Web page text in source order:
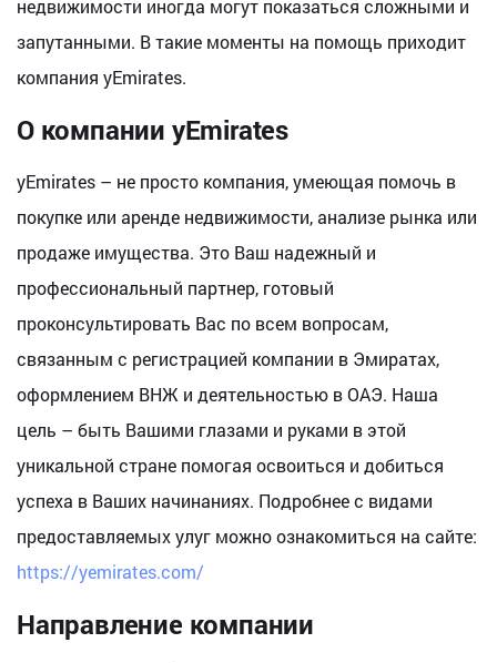
недвижимости иногда могут показаться сложными и
запутанными. В такие моменты на помощь приходит
компания yEmirates.
О компании yEmirates
yEmirates – не просто компания, умеющая помочь в
покупке или аренде недвижимости, анализе рынка или
продаже имущества. Это Ваш надежный и
профессиональный партнер, готовый
проконсультировать Вас по всем вопросам,
связанным с регистрацией компании в Эмиратах,
оформлением ВНЖ и деятельностью в ОАЭ. Наша
цель – быть Вашими глазами и руками в этой
уникальной стране помогая освоиться и добиться
успеха в Ваших начинаниях. Подробнее с видами
предоставляемых улуг можно ознакомиться на сайте:
https://yemirates.com/
Направление компании